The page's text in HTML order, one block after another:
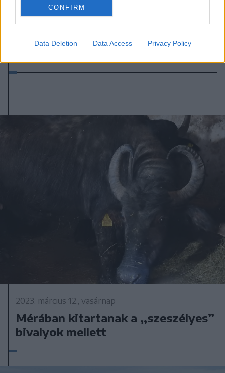
CONFIRM
Data Deletion Data Access Privacy Policy
Az erőltetett villanypásztor
helyett radikálisabb megoldásokat
sürgetnek a vadkárok
2023. március 12., vasárnap
Mérában kitartanak a ,,szeszélyes”
bivalyok mellett